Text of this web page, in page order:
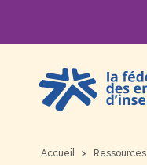
contenu
Accueil Ressources